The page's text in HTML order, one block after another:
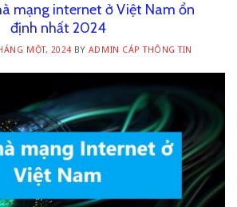
mạng internet ở Việt Nam ổn
định nhất 2024
MỘT, 2024 BY ADMIN CÁP THÔNG TIN